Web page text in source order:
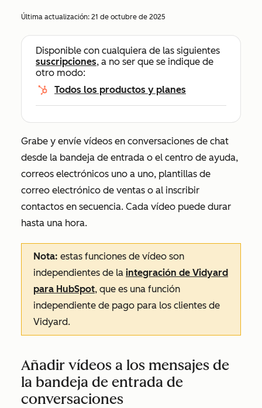
Última actualización: 21 de octubre de 2025
Disponible con cualquiera de las siguientes
suscripciones, a no ser que se indique de
otro modo:
Todos los productos y planes
Grabe y envíe vídeos en conversaciones de chat
desde la bandeja de entrada o el centro de ayuda,
correos electrónicos uno a uno, plantillas de
correo electrónico de ventas o al inscribir
contactos en secuencia. Cada vídeo puede durar
hasta una hora.
Nota: estas funciones de vídeo son
independientes de la integración de Vidyard
para HubSpot, que es una función
independiente de pago para los clientes de
Vidyard.
Añadir vídeos a los mensajes de
la bandeja de entrada de
conversaciones